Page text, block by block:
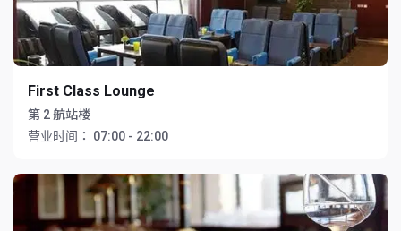
First Class Lounge
第 2 航站楼
营业时间：
07:00 - 22:00